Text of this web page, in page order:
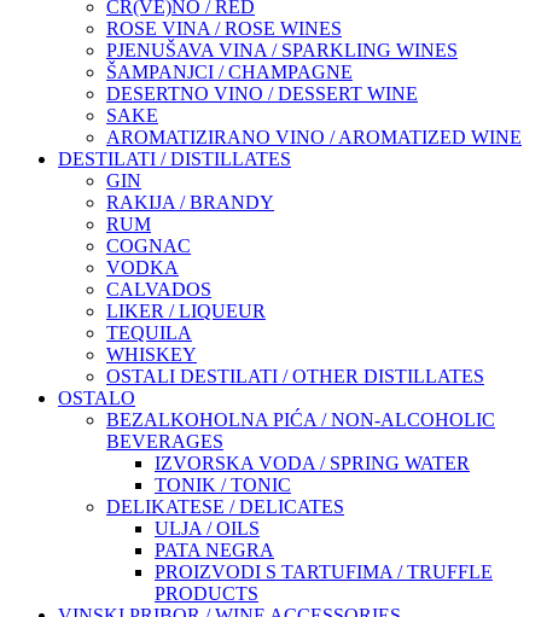
CR(VE)NO / RED
ROSE VINA / ROSE WINES
PJENUŠAVA VINA / SPARKLING WINES
ŠAMPANJCI / CHAMPAGNE
DESERTNO VINO / DESSERT WINE
SAKE
AROMATIZIRANO VINO / AROMATIZED WINE
DESTILATI / DISTILLATES
GIN
RAKIJA / BRANDY
RUM
COGNAC
VODKA
CALVADOS
LIKER / LIQUEUR
TEQUILA
WHISKEY
OSTALI DESTILATI / OTHER DISTILLATES
OSTALO
BEZALKOHOLNA PIĆA / NON-ALCOHOLIC
BEVERAGES
IZVORSKA VODA / SPRING WATER
TONIK / TONIC
DELIKATESE / DELICATES
ULJA / OILS
PATA NEGRA
PROIZVODI S TARTUFIMA / TRUFFLE
PRODUCTS